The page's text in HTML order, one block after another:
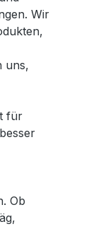
Wir
uns,
für
Ob